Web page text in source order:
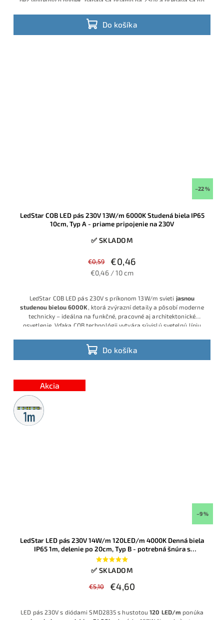
Do košíka
–22 %
LedStar COB LED pás 230V 13W/m 6000K Studená biela IP65
10cm, Typ A - priame pripojenie na 230V
✅ SKLADOM
€0,59 €0,46
€0,46 / 10 cm
Do košíka
LedStar COB LED pás 230V s príkonom 13W/m svieti jasnou
studenou bielou 6000K , ktorá zvýrazní detaily a pôsobí moderne
technicky – ideálna na funkčné, pracovné aj architektonické
osvetlenie. Vďaka COB technológii vytvára súvislú svetelnú líniu
10 cm, takže dĺžku vieš presne prispôsobiť projektu.
Akcia
Metrážny
predaj
–9 %
LedStar LED pás 230V 14W/m 120LED/m 4000K Denná biela
IP65 1m, delenie po 20cm, Typ B - potrebná šnúra s
usmerňovačom
✅ SKLADOM
€5,10 €4,60
LED pás 230V s diódami SMD2835 s hustotou120 LED/m ponúka